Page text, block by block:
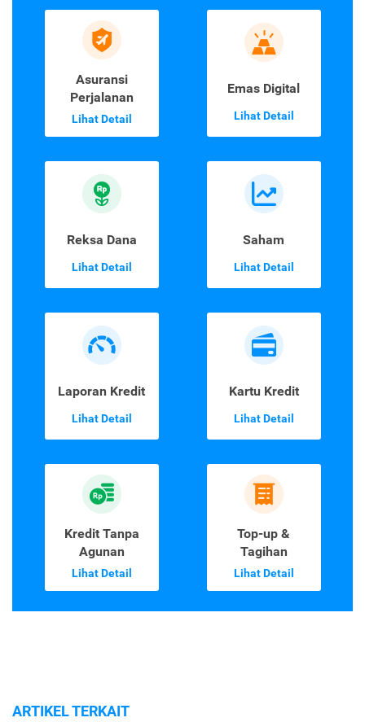
Asuransi
Perjalanan
Lihat Detail
Emas Digital
Lihat Detail
Reksa Dana
Lihat Detail
Saham
Lihat Detail
Laporan Kredit
Lihat Detail
Kartu Kredit
Lihat Detail
Kredit Tanpa
Agunan
Lihat Detail
Top-up &
Tagihan
Lihat Detail
ARTIKEL TERKAIT